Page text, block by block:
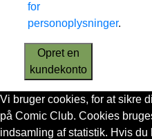
for
personoplysninger.
Opret en
kundekonto
Vi bruger cookies, for at sikre
på Comic Club. Cookies
indsamling af statistik. Hvis